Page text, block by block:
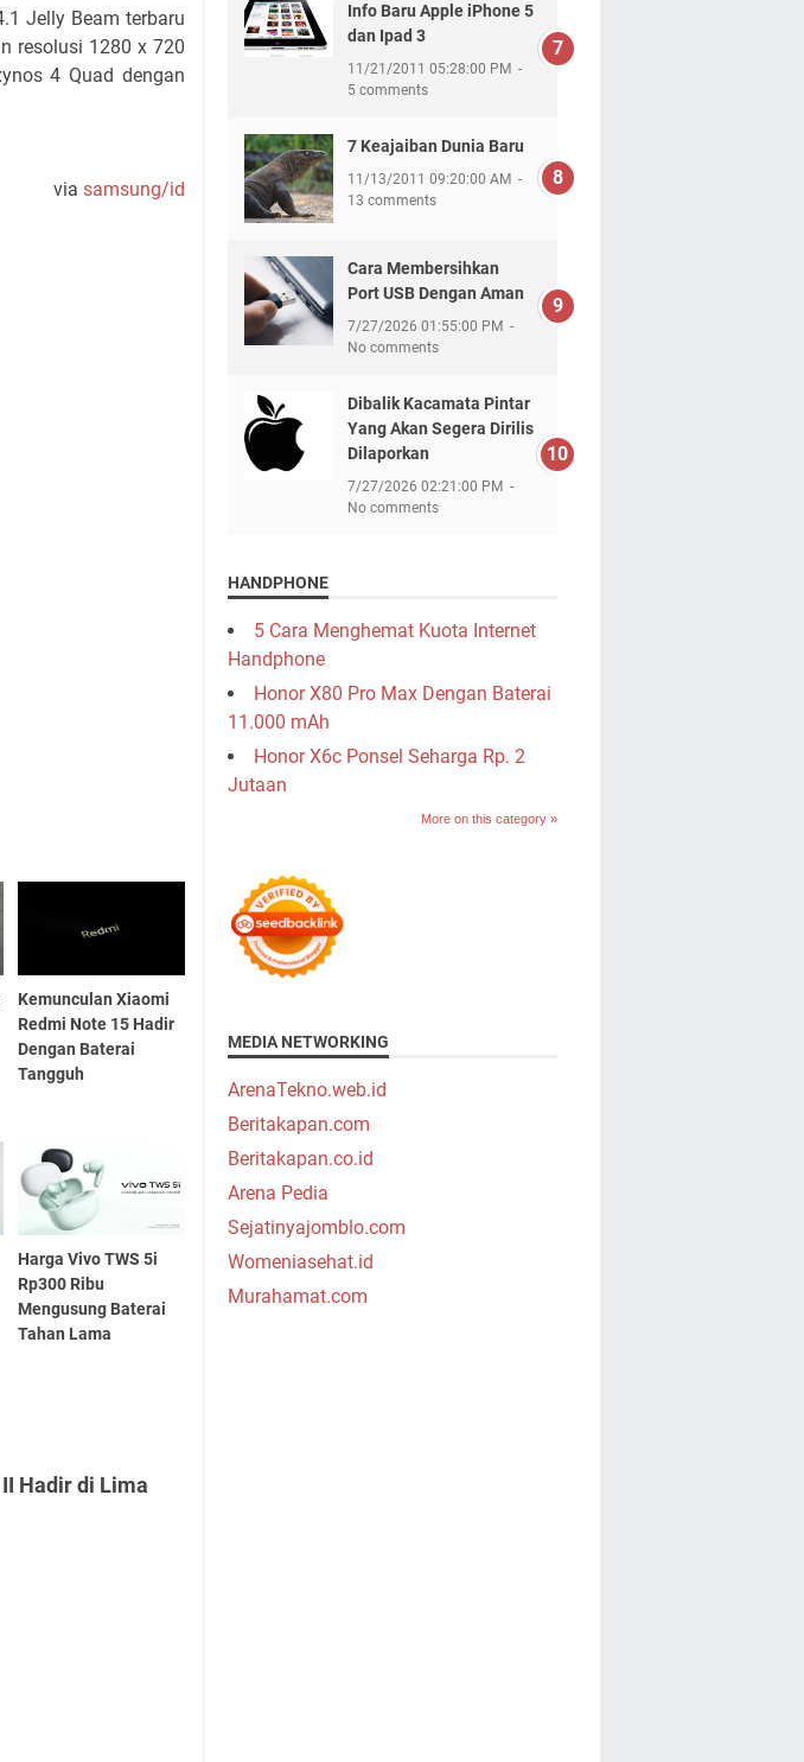
Jelly Beam terbaru
resolusi 1280 x 720
4 Quad dengan
via samsung/id
Kemunculan Xiaomi
Redmi Note 15 Hadir
Dengan Baterai
Tangguh
Harga Vivo TWS 5i
Rp300 Ribu
Mengusung Baterai
Tahan Lama
Hadir di Lima
Info Baru Apple iPhone 5
dan Ipad 3
11/21/2011 05:28:00 PM
5 comments
7 Keajaiban Dunia Baru
11/13/2011 09:20:00 AM
13 comments
Cara Membersihkan
Port USB Dengan Aman
7/27/2026 01:55:00 PM
No comments
Dibalik Kacamata Pintar
Yang Akan Segera Dirilis
Dilaporkan
7/27/2026 02:21:00 PM
No comments
HANDPHONE
5 Cara Menghemat Kuota Internet
Handphone
Honor X80 Pro Max Dengan Baterai
11.000 mAh
Honor X6c Ponsel Seharga Rp. 2
Jutaan
More on this category »
MEDIA NETWORKING
ArenaTekno.web.id
Beritakapan.com
Beritakapan.co.id
Arena Pedia
Sejatinyajomblo.com
Womeniasehat.id
Murahamat.com